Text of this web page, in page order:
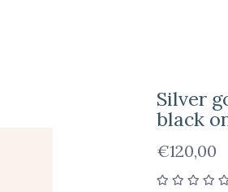
Silver
black
€120,00